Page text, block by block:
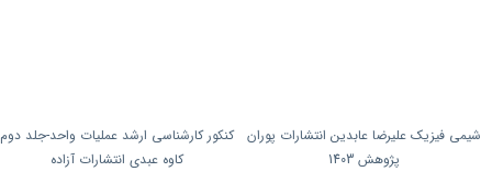
شیمی فیزیک علیرضا عابدین انتشارات پوران
پژوهش 1403
کنکور کارشناسی ارشد عملیات واحد-جلد دوم
کاوه عبدی انتشارات آزاده